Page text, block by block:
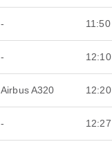
- 11:50
- 12:10
Airbus A320 12:20
- 12:27